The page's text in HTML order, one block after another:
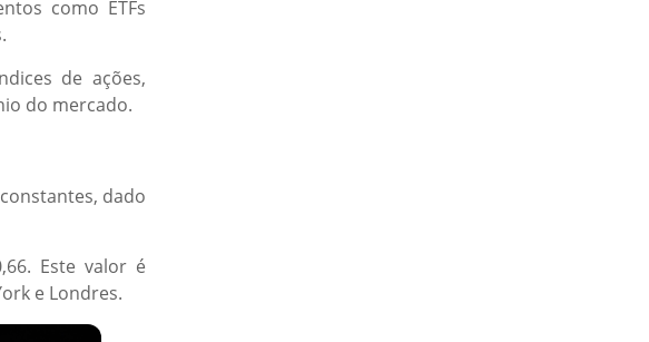
como ETFs
de ações,
do mercado.
dado
Este valor é
e Londres.